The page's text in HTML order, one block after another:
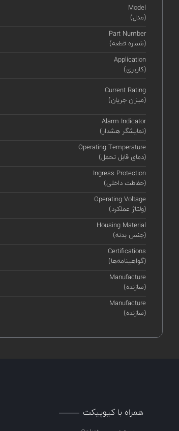
Model
(مدل)
Part Number
(شماره قطعه)
Application
(کاربری)
Current Rating
(میزان جریان)
Alarm Indicator
(نمایشگر هشدار)
Operating Temperature
(دمای قابل تحمل)
Ingress Protection
(حفاظت داخلی)
Operating Voltage
(ولتاژ عملکرد)
Housing Material
(جنس بدنه)
Certifications
(گواهینامه‌ها)
Manufacture
(سازنده)
Manufacture
(سازنده)
همراه با کیوپیکت